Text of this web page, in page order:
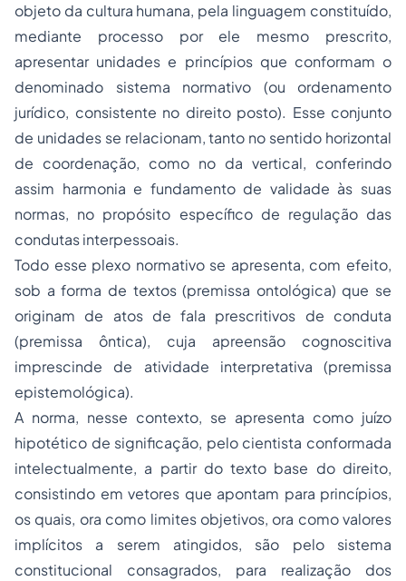
objeto da cultura humana, pela linguagem constituído,
mediante processo por ele mesmo prescrito,
apresentar unidades e princípios que conformam o
denominado sistema normativo (ou ordenamento
jurídico, consistente no direito posto). Esse conjunto
de unidades se relacionam, tanto no sentido horizontal
de coordenação, como no da vertical, conferindo
assim harmonia e fundamento de validade às suas
normas, no propósito específico de regulação das
condutas interpessoais.
Todo esse plexo normativo se apresenta, com efeito,
sob a forma de textos (premissa ontológica) que se
originam de atos de fala prescritivos de conduta
(premissa ôntica), cuja apreensão cognoscitiva
imprescinde de atividade interpretativa (premissa
epistemológica).
A norma, nesse contexto, se apresenta como juízo
hipotético de significação, pelo cientista conformada
intelectualmente, a partir do texto base do direito,
consistindo em vetores que apontam para princípios,
os quais, ora como limites objetivos, ora como valores
implícitos a serem atingidos, são pelo sistema
constitucional consagrados, para realização dos